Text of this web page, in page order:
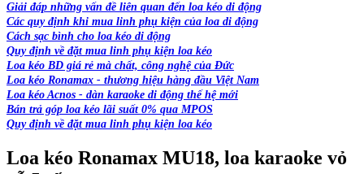
Giải đáp những vấn đề liên quan đến loa kéo di động
Các quy định khi mua linh phụ kiện của loa di động
Cách sạc bình cho loa kéo di động
Quy định về đặt mua linh phụ kiện loa kéo
Loa kéo BD giá rẻ mà chất, công nghệ của Đức
Loa kéo Ronamax - thương hiệu hàng đầu Việt Nam
Loa kéo Acnos - dàn karaoke di động thế hệ mới
Bán trả góp loa kéo lãi suất 0% qua MPOS
Quy định về đặt mua linh phụ kiện loa kéo
Loa kéo Ronamax MU18, loa karaoke vỏ